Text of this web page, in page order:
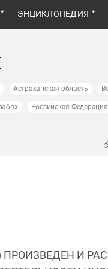
ЭНЦИКЛОПЕДИЯ
Астраханская область
Российская Федерация
И